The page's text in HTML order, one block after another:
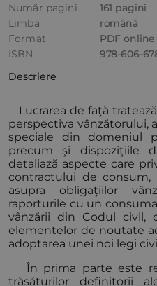
Număr pagini
161 pagini
Limba
română
Format
PDF online
ISBN
978-606-
Descriere
Lucrarea de faţă
perspectiva vânzătorului,
speciale din domeniul
precum şi dispoziţiile
detaliază aspecte care
contractului de consum,
asupra obligaţiilor
raporturile cu un
vânzării din Codul civil,
elementelor de noutate
adoptarea unei noi legi
În prima parte este
trăsăturilor definitorii